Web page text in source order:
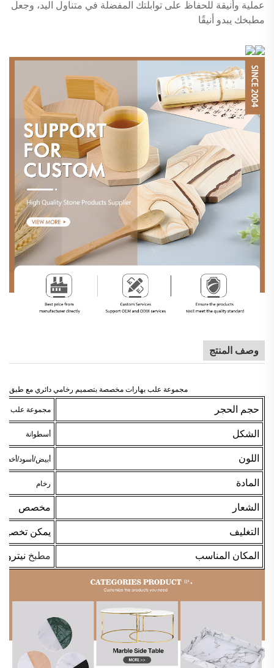
عملية وأنيقة للحفاظ على توابلتك المفضلة في متناول اليد، وجعل
مطبخك يبدو أنيقًا
وصف المنتج
مجموعة علب بهارات مخصصة بتصميم رخامي دائري مع طبق
حجم الحجر مجموعة علب
الشكل أسطوانة
اللون أبيض/أسود/أخضر
المادة رخام
الشعار مخصص
التغليف يمكن
المكان المناسب مطبخ